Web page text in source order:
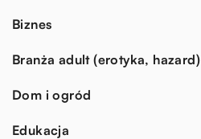
Biznes
Branża adult (erotyka, hazard)
Dom i ogród
Edukacja